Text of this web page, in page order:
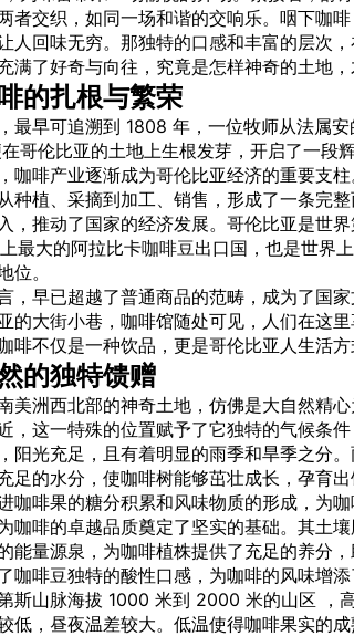
者交织，如同一场和谐的交响乐。咽下咖
人回味无穷。那独特的口感和丰富的层次
满了好奇与向往，究竟是怎样神奇的土地
的扎根与繁荣
最早可追溯到 1808 年，一位牧师从法属
哥伦比亚的土地上生根发芽，开启了一段辉
咖啡产业逐渐成为哥伦比亚经济的重要支
种植、采摘到加工、销售，形成了一条完
，推动了国家的经济发展。哥伦比亚是世
最大的阿拉比卡咖啡豆出口国，也是世界
位。
，早已超越了普通商品的范畴，成为了国
的大街小巷，咖啡馆随处可见，人们在这
啡不仅是一种饮品，更是哥伦比亚人生活
的独特馈赠
美洲西北部的神奇土地，仿佛是大自然精
，这一特殊的位置赋予了它独特的气候条
阳光充足，且有着明显的雨季和旱季之分
足的水分，使咖啡树能够茁壮成长，孕育
咖啡果的糖分积累和风味物质的形成，为咖
咖啡的卓越品质奠定了坚实的基础。其土
能量源泉，为咖啡植株提供了充足的养分
咖啡豆独特的酸性口感，为咖啡的风味增添
斯山脉海拔 1000 米到 2000 米的山区 ，
低，昼夜温差较大。低温使得咖啡果实的